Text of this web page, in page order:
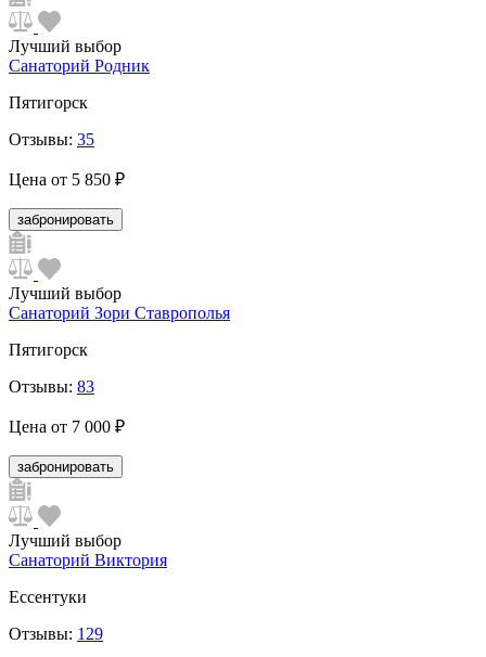
Лучший выбор
Санаторий Родник
Пятигорск
Отзывы: 35
Цена от 5 850 ₽
забронировать
Лучший выбор
Санаторий Зори Ставрополья
Пятигорск
Отзывы: 83
Цена от 7 000 ₽
забронировать
Лучший выбор
Санаторий Виктория
Ессентуки
Отзывы: 129